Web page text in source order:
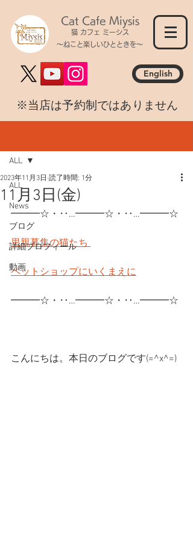
Cat Cafe Miysis
猫 カフェ ミーシス
～ねこと楽しいひとときを～
English
​※当店は予約制ではありません
ALL
News
ブログ
詳細プロフィール
動画
ALL
11月3日(金)
2023年11月3日 読了時間: 1分
━━━☆・‥…━━━☆・‥…━━━☆
里親募集の猫たち
ペットショップにいくまえに
━━━☆・‥…━━━☆・‥…━━━☆
こんにちは。本日のブログです(=^x^=)